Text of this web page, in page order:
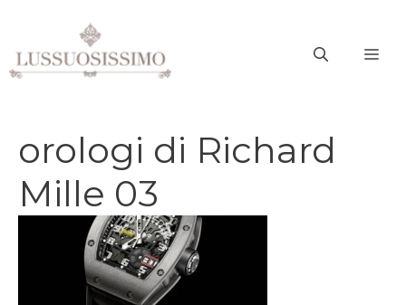
contenuto
orologi di Richard
Mille 03